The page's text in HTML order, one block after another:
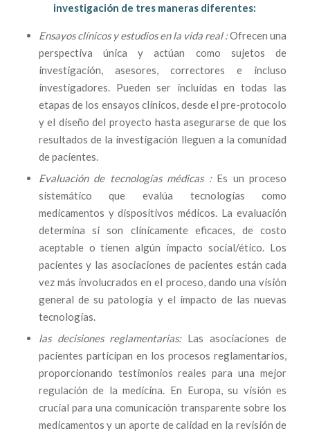
investigación de tres maneras diferentes:
Ensayos clínicos y estudios en la vida real :Ofrecen una
perspectiva única y actúan como sujetos de
investigación, asesores, correctores e incluso
investigadores. Pueden ser incluidas en todas las
etapas de los ensayos clínicos, desde el pre-protocolo
y el diseño del proyecto hasta asegurarse de que los
resultados de la investigación lleguen a la comunidad
de pacientes.
Evaluación de tecnologías médicas :Es un proceso
sistemático que evalúa tecnologías como
medicamentos y dispositivos médicos. La evaluación
determina si son clínicamente eficaces, de costo
aceptable o tienen algún impacto social/ético. Los
pacientes y las asociaciones de pacientes están cada
vez más involucrados en el proceso, dando una visión
general de su patología y el impacto de las nuevas
tecnologías.
las decisiones reglamentarias:Las asociaciones de
pacientes participan en los procesos reglamentarios,
proporcionando testimonios reales para una mejor
regulación de la medicina. En Europa, su visión es
crucial para una comunicación transparente sobre los
medicamentos y un aporte de calidad en la revisión de